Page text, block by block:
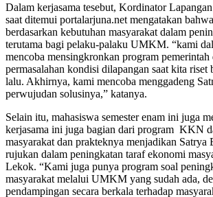
Dalam kerjasama tesebut, Kordinator
saat ditemui portalarjuna.net mengatakan
berdasarkan kebutuhan masyarakat dalam
terutama bagi pelaku-palaku UMKM. “kami
mencoba mensingkronkan program pemerintah
permasalahan kondisi dilapangan saat kita riset
lalu. Akhirnya, kami mencoba menggadeng
perwujudan solusinya,” katanya.
Selain itu, mahasiswa semester enam ini juga
kerjasama ini juga bagian dari program KKN
masyarakat dan prakteknya menjadikan Satrya
rujukan dalam peningkatan taraf ekonomi
Lekok. “Kami juga punya program soal
masyarakat melalui UMKM yang sudah ada,
pendampingan secara berkala terhadap